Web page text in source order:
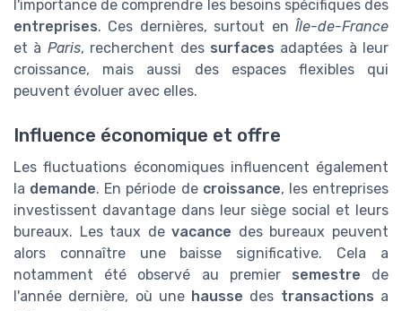
l'importance de comprendre les besoins spécifiques des
entreprises. Ces dernières, surtout en Île-de-France
et à Paris, recherchent des surfaces adaptées à leur
croissance, mais aussi des espaces flexibles qui
peuvent évoluer avec elles.
Influence économique et offre
Les fluctuations économiques influencent également
la demande. En période de croissance, les entreprises
investissent davantage dans leur siège social et leurs
bureaux. Les taux devacance des bureaux peuvent
alors connaître une baisse significative. Cela a
notamment été observé au premier semestre de
l'année dernière, où une hausse des transactions a